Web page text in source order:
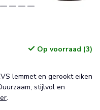
Op voorraad (3)
lemmet en gerookt eiken
stijlvol en
.